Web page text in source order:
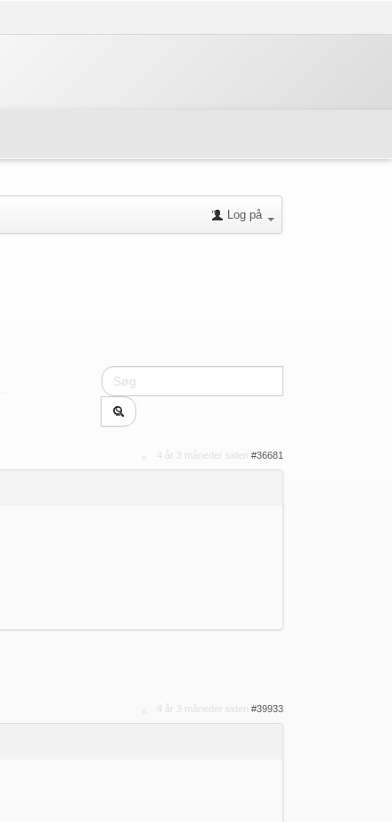
Log på
4 år 3 måneder siden #36681
4 år 3 måneder siden #39933